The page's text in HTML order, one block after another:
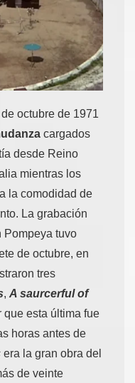
octubre de 1971
cargados
desde Reino
mientras los
la comodidad de
La grabación
Pompeya tuvo
de octubre, en
tres
, A saurcerful of
que esta última fue
horas antes de
era la gran obra del
de veinte